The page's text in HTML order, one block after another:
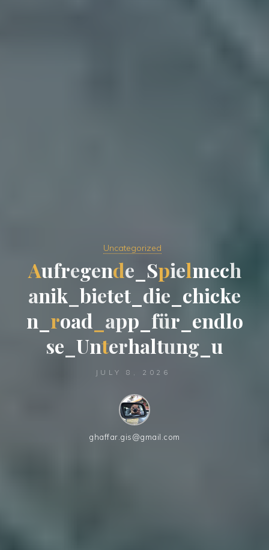
Uncategorized
Aufregende Spielmech
a
anik b
bietet die chic
cke
n ro
oad app _
fü
ür endlo
se Unterhaltun
ng u
JULY 8, 2026
ghaffar.gis@gmail.com